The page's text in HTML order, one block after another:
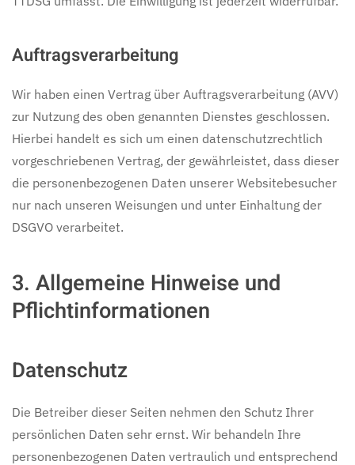
Auftragsverarbeitung
Wir haben einen Vertrag über Auftragsverarbeitung (AVV)
zur Nutzung des oben genannten Dienstes geschlossen.
Hierbei handelt es sich um einen datenschutzrechtlich
vorgeschriebenen Vertrag, der gewährleistet, dass dieser
die personenbezogenen Daten unserer Websitebesucher
nur nach unseren Weisungen und unter Einhaltung der
DSGVO verarbeitet.
3. Allgemeine Hinweise und
Pflicht­informationen
Datenschutz
Die Betreiber dieser Seiten nehmen den Schutz Ihrer
persönlichen Daten sehr ernst. Wir behandeln Ihre
personenbezogenen Daten vertraulich und entsprechend